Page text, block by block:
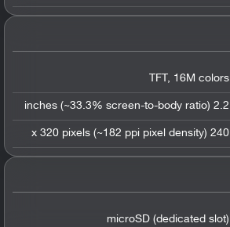
TFT, 16M colors
2.2 inches (~33.3% screen-to-body ratio)
240 x 320 pixels (~182 ppi pixel density)
microSD (dedicated slot)